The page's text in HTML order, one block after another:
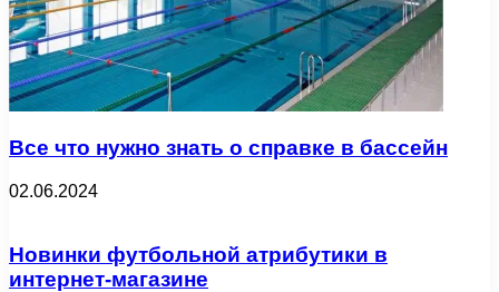
Все что нужно знать о справке в бассейн
02.06.2024
Новинки футбольной атрибутики в
интернет-магазине